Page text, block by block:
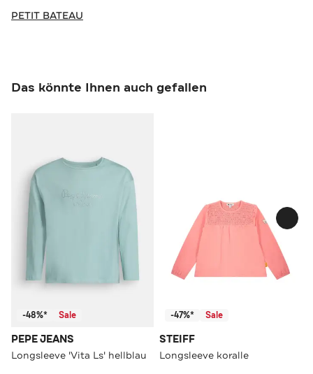
PETIT BATEAU
Das könnte Ihnen auch gefallen
-48%* Sale
PEPE JEANS
Longsleeve 'Vita Ls' hellblau
-47%* Sale
STEIFF
Longsleeve koralle